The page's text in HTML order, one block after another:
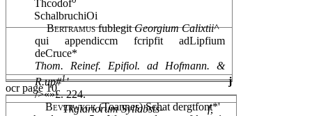
Thcodof
SchalbruchiOi
BertramusfublegitGeorgium Calixtii^
qui appendiccm fcripfit adLipfium
deCruce*
Thom. Reinef. Epifiol. ad Hofmann. &
R.up#1'
/>«»£. 224.
Beverwygk(Toannes) Schat dergtfont*'
j
ocr page 10
Tkgiariorum Syllabsts-
f,